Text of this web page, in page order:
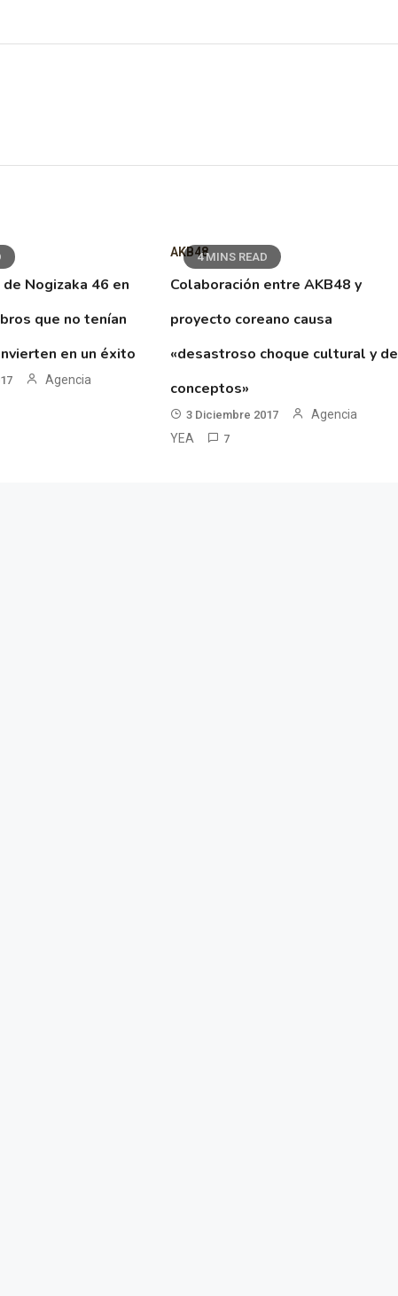
Nogizaka 46 en
que no tenían
en un éxito
Agencia
4 MINS READ
AKB48
Colaboración entre AKB48 y
proyecto coreano causa
«desastroso choque cultural y de
conceptos»
3 Diciembre 2017
Agencia
YEA
7